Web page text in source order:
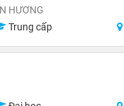
HƯƠNG
Trung cấp